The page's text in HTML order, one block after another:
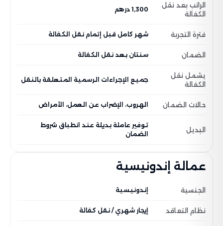
الراتب بعد نقل
الكفالة
1,300 درهم
فترة التجربة شهر كامل قبل إتمام نقل الكفالة
الضمان سنتان بعد نقل الكفالة
يشمل نقل
الكفالة
جميع الإجراءات الرسمية المتعلقة بالنقل
حالات الضمان الهروب، الإضراب عن العمل، الأمراض
البديل
توفير عاملة بديلة عند انطباق شروط
الضمان
عمالة إندونيسية
الجنسية إندونيسية
نظام التعاقد إيجار شهري / نقل كفالة